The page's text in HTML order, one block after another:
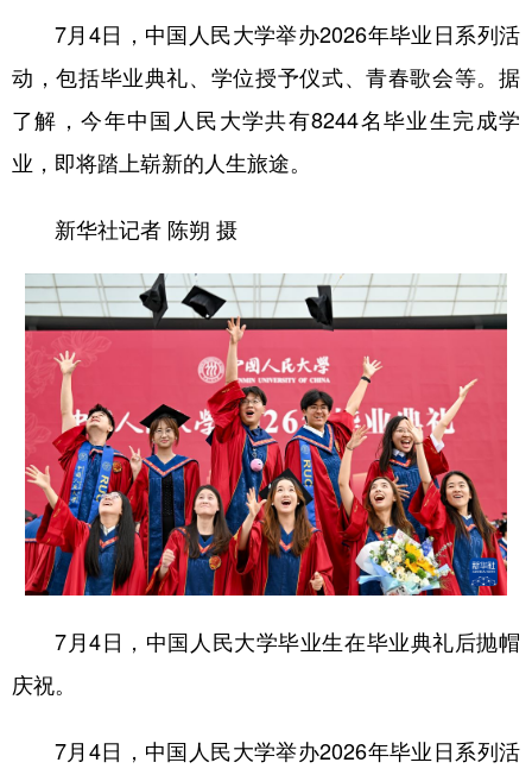
7月4日，中国人民大学举办2026年毕业日系列活
动，包括毕业典礼、学位授予仪式、青春歌会等。据
了解，今年中国人民大学共有8244名毕业生完成学
业，即将踏上崭新的人生旅途。
新华社记者 陈朔 摄
7月4日，中国人民大学毕业生在毕业典礼后抛帽
庆祝。
7月4日，中国人民大学举办2026年毕业日系列活